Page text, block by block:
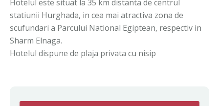
Hotelul este situat la 35 km distanta de centrul
statiunii Hurghada, in cea mai atractiva zona de
scufundari a Parcului National Egiptean, respectiv in
Sharm Elnaga.
Hotelul dispune de plaja privata cu nisip